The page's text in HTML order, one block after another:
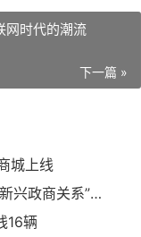
网时代的潮流
下一篇 »
城上线
李彦宏自称“不喜欢搞关系” 构建“新兴政商关系”难不难？
16辆